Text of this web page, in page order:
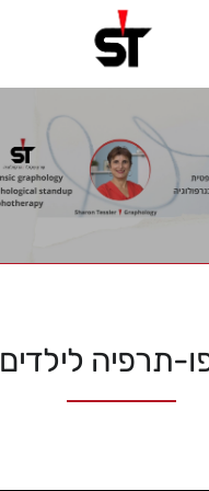
תרפיה לילדים